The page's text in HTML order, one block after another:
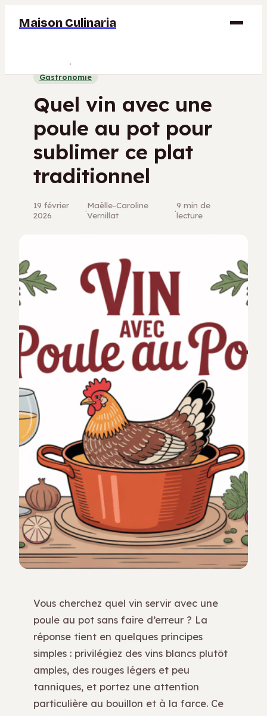
Maison Culinaria
Gastronomie
Jardinage
Gastronomie
Quel vin avec une
poule au pot pour
sublimer ce plat
traditionnel
19 février
2026
·Maëlle-Caroline
Vernillat
·9 min de
lecture
Vous cherchez quel vin servir avec une
poule au pot sans faire d’erreur ? La
réponse tient en quelques principes
simples : privilégiez des vins blancs plutôt
amples, des rouges légers et peu
tanniques, et portez une attention
particulière au bouillon et à la farce. Ce